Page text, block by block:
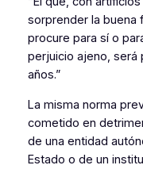
sorprender la buena
procure para sí o
perjuicio ajeno, será
años.”
La misma norma
cometido en
de una entidad
Estado o de un